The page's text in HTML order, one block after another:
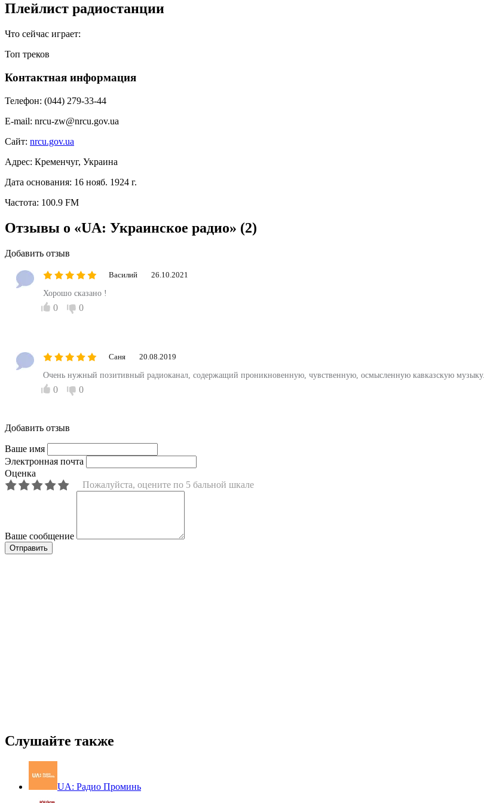
Плейлист радиостанции
Что сейчас играет:
Топ треков
Контактная информация
Телефон: (044) 279-33-44
E-mail: nrcu-zw@nrcu.gov.ua
Сайт: nrcu.gov.ua
Адрес: Кременчуг, Украина
Дата основания: 16 нояб. 1924 г.
Частота: 100.9 FM
Отзывы о «UA: Украинское радио» (2)
Добавить отзыв
Василий 26.10.2021
Хорошо сказано !
0 0
Саня 20.08.2019
Очень нужный позитивный радиоканал, содержащий проникновенную, чувственную, осмысленную кавказскую музыку.
0 0
Добавить отзыв
Ваше имя
Электронная почта
Оценка
Пожалуйста, оцените по 5 бальной шкале
Ваше сообщение
Слушайте также
UA: Радио Проминь